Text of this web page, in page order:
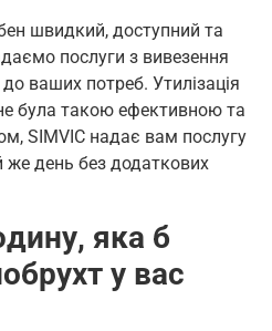
швидкий, доступний та
послуги з вивезення
ваших потреб. Утилізація
була такою ефективною та
SIMVIC надає вам послугу
же день без додаткових
яка б
у вас